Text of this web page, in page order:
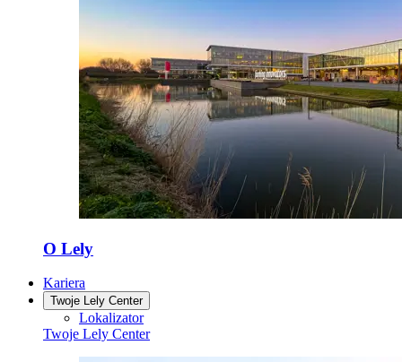
O Lely
Kariera
Twoje Lely Center
Lokalizator
Twoje Lely Center